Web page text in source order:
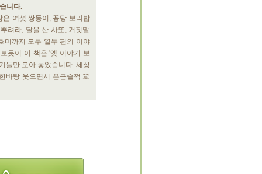
니다.
여섯 쌍둥이, 꽁당 보리밥
려라, 달을 산 사또, 거짓말
미까지 모두 열두 편의 이야
듯이 이 책은 '옛 이야기 보
들만 모아 놓았습니다. 세상
바탕 웃으면서 은근슬쩍 꼬